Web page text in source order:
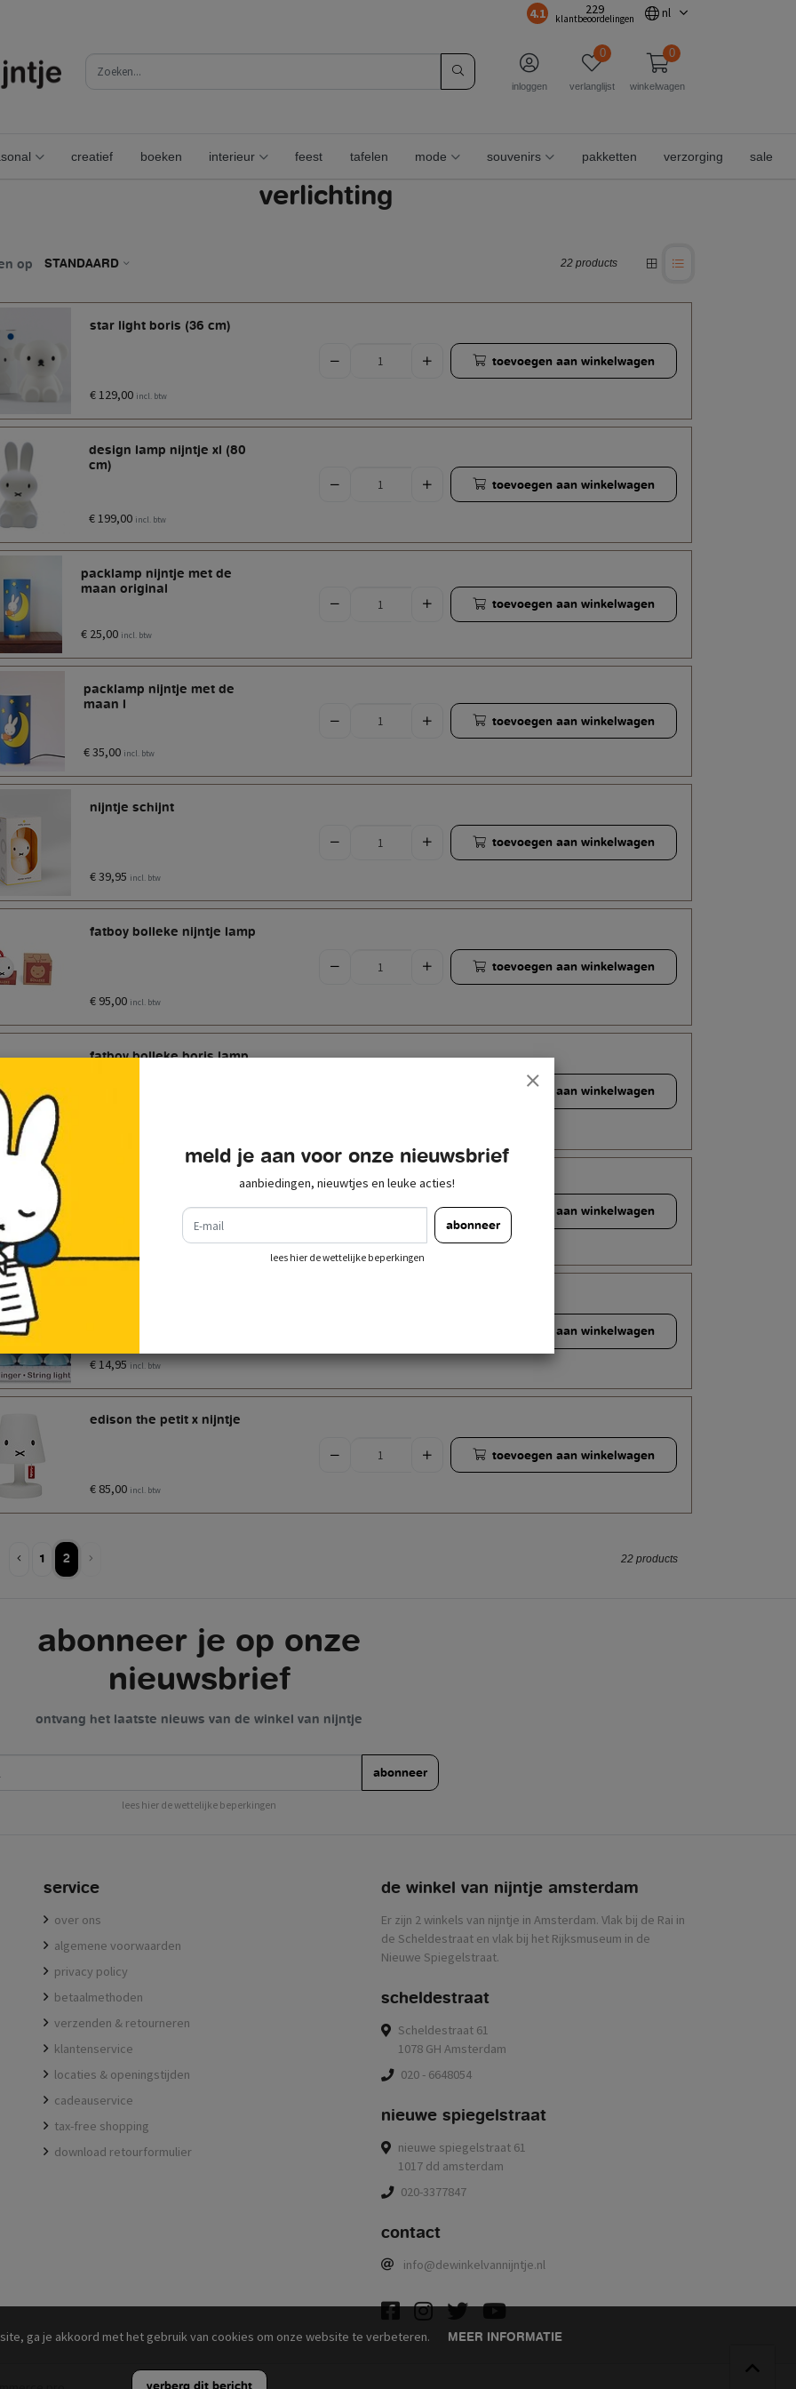
4.1 229
klantbeoordelingen nl
inloggen
0
verlanglijst
0
winkelwagen
creatief boeken interieur feest tafelen mode souvenirs pakketten verzorging sale
verlichting
op STANDAARD 22 products
star light boris (36 cm)
€ 129,00 incl. btw
toevoegen aan winkelwagen
design lamp nijntje xl (80
cm)
€ 199,00 incl. btw
toevoegen aan winkelwagen
packlamp nijntje met de
maan original
€ 25,00 incl. btw
toevoegen aan winkelwagen
packlamp nijntje met de
maan l
€ 35,00 incl. btw
toevoegen aan winkelwagen
nijntje schijnt
€ 39,95 incl. btw
toevoegen aan winkelwagen
fatboy bolleke nijntje lamp
€ 95,00 incl. btw
toevoegen aan winkelwagen
fatboy bolleke boris lamp
toevoegen aan winkelwagen
toevoegen aan winkelwagen
€ 14,95incl. btw
toevoegen aan winkelwagen
edison the petit x nijntje
€ 85,00 incl. btw
toevoegen aan winkelwagen
1 2 22 products
abonneer je op onze
nieuwsbrief
ontvang het laatste nieuws van de winkel van nijntje
abonneer
lees hier de wettelijke beperkingen
service
over ons
algemene voorwaarden
privacy policy
betaalmethoden
verzenden & retourneren
klantenservice
locaties & openingstijden
cadeauservice
tax-free shopping
download retourformulier
de winkel van nijntje
Er zijn 2 winkels van nijntje in Amsterdam. Vlak bij de Rai in
de Scheldestraat en vlak bij het Rijksmuseum in de
Nieuwe Spiegelstraat.
scheldestraat
Scheldestraat 61
1078 GH Amsterdam
020 - 6648054
nieuwe spiegelstraat
nieuwe spiegelstraat 61
1017 dd amsterdam
020-3377847
contact
info@dewinkelvannijntje.nl
facebook
instagram
twitteryoutube
meld je aan voor onze nieuwsbrief
aanbiedingen, nieuwtjes en leuke acties!
e-mail
abonneer
lees hier de wettelijke beperkingen
ga je akkoord met het gebruik van cookies om onze website te verbeteren. MEER INFORMATIE
verberg dit bericht